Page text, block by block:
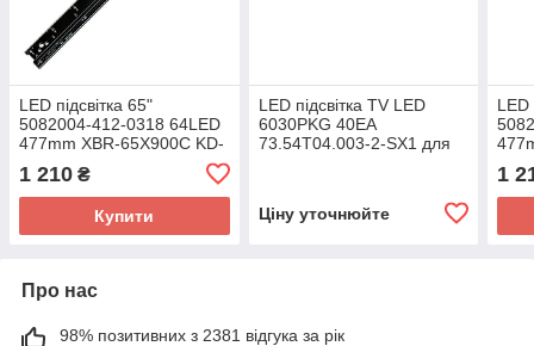
LED підсвітка 65"
5082004-412-0318 64LED
477mm XBR-65X900C KD-
1 210 ₴
Купити
LED підсвітка TV LED
6030PKG 40EA
73.54T04.003-2-SX1 для
Ціну уточнюйте
LED
1
Про нас
98% позитивних з 2381 відгука за рік